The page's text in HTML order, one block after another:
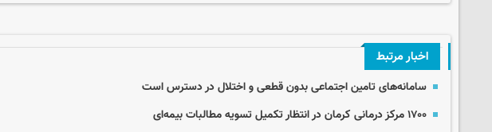
اخبار مرتبط
سامانه‌های تامین اجتماعی بدون قطعی و اختلال در دسترس است
۱۷۰۰ مرکز درمانی کرمان در انتظار تکمیل تسویه مطالبات بیمه‌ای